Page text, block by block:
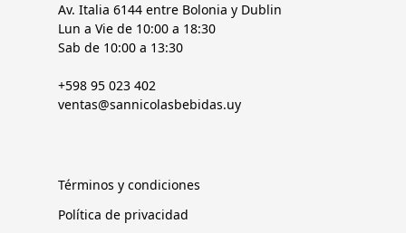
Av. Italia 6144 entre Bolonia y Dublin
Lun a Vie de 10:00 a 18:30
Sab de 10:00 a 13:30
+598 95 023 402
ventas@sannicolasbebidas.uy
Términos y condiciones
Política de privacidad